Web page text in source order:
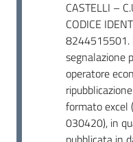
CASTELLI –
CODICE
8244515501.
segnalazione
operatore
formato excel
030420), in